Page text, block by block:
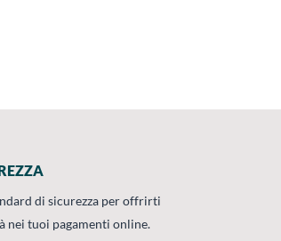
di sicurezza per offrirti
nei tuoi pagamenti online.